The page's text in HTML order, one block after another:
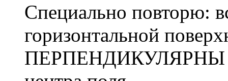
Специально повторю:
горизонтальной
ПЕРПЕНДИКУЛЯРНЫ